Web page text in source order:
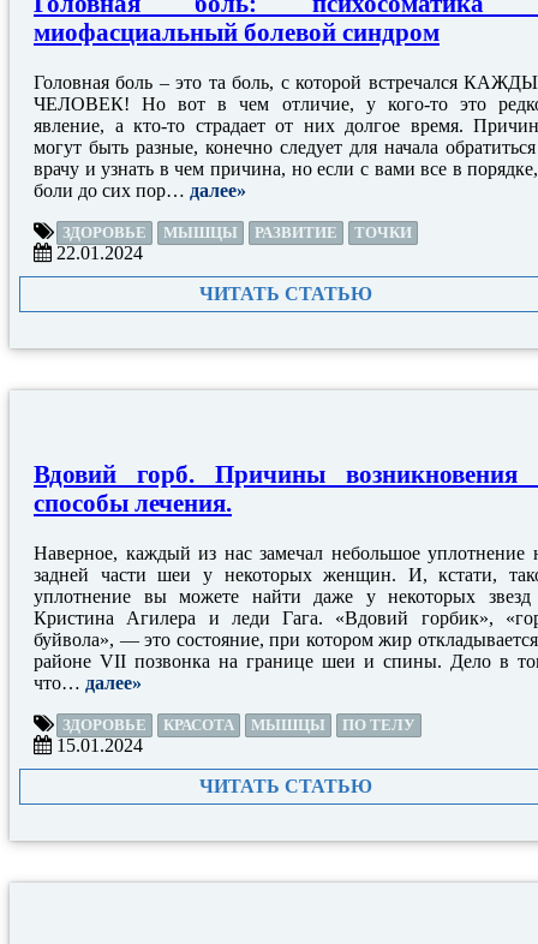
миофасциальный болевой синдром
Головная боль – это та боль, с которой встречался
ЧЕЛОВЕК! Но вот в чем отличие, у кого-то это
явление, а кто-то страдает от них долгое время.
могут быть разные, конечно следует для начала
врачу и узнать в чем причина, но если с вами все в
боли до сих пор… далее»
ЗДОРОВЬЕ МЫШЦЫ РАЗВИТИЕ ТОЧКИ
22.01.2024
ЧИТАТЬ СТАТЬЮ
Вдовий горб. Причины возникновения
способы лечения.
Наверное, каждый из нас замечал небольшое уплотнение
задней части шеи у некоторых женщин. И, кстати,
уплотнение вы можете найти даже у некоторых
Кристина Агилера и леди Гага. «Вдовий горбик»,
буйвола», — это состояние, при котором жир
районе VII позвонка на границе шеи и спины. Дело в
что… далее»
ЗДОРОВЬЕ КРАСОТА МЫШЦЫ ПО ТЕЛУ
15.01.2024
ЧИТАТЬ СТАТЬЮ